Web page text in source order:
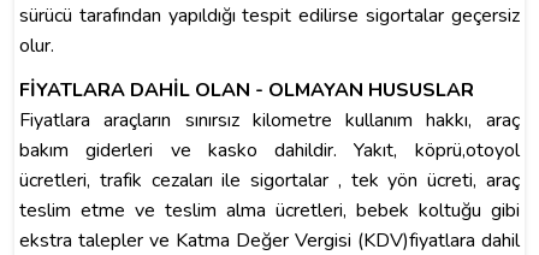
sürücü tarafından yapıldığı tespit edilirse sigortalar geçersiz
olur.
FİYATLARA DAHİL OLAN - OLMAYAN HUSUSLAR
Fiyatlara araçların sınırsız kilometre kullanım hakkı, araç
bakım giderleri ve kasko dahildir. Yakıt, köprü,otoyol
ücretleri, trafik cezaları ile sigortalar , tek yön ücreti, araç
teslim etme ve teslim alma ücretleri, bebek koltuğu gibi
ekstra talepler ve Katma Değer Vergisi (KDV)fiyatlara dahil